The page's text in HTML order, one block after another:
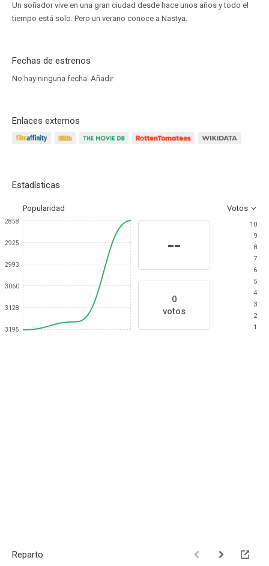
Un soñador vive en una gran ciudad desde hace unos años y todo el
tiempo está solo. Pero un verano conoce a Nastya.
Fechas de estrenos
No hay ninguna fecha. Añadir
Enlaces externos
Estadísticas
Popularidad Votos
2858
2925
2993
3060
3128
3195
--
0
votos
10
9
8
7
6
5
4
3
2
1
Reparto